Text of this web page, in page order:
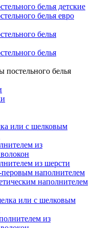
белья детские
белья евро
белья
белья
постельного белья
или с шелковым
из
из шерсти
перовым наполнителем
наполнителем
или с шелковым
из